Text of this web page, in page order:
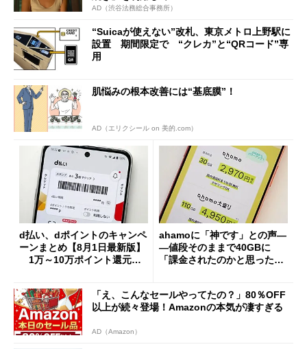
AD（渋谷法務総合事務所）
“Suicaが使えない”改札、東京メトロ上野駅に
設置 期間限定で “クレカ”と“QRコード”専
用
肌悩みの根本改善には“基底膜”！
AD（エリクシール on 美的.com）
d払い、dポイントのキャンペ
ーンまとめ【8月1日最新版】
1万～10万ポイント還元の
ahamoに「神です」との声―
―値段そのままで40GBに
「課金されたのかと思った」
「え、こんなセールやってたの？」80％OFF
以上が続々登場！Amazonの本気が凄すぎる
AD（Amazon）